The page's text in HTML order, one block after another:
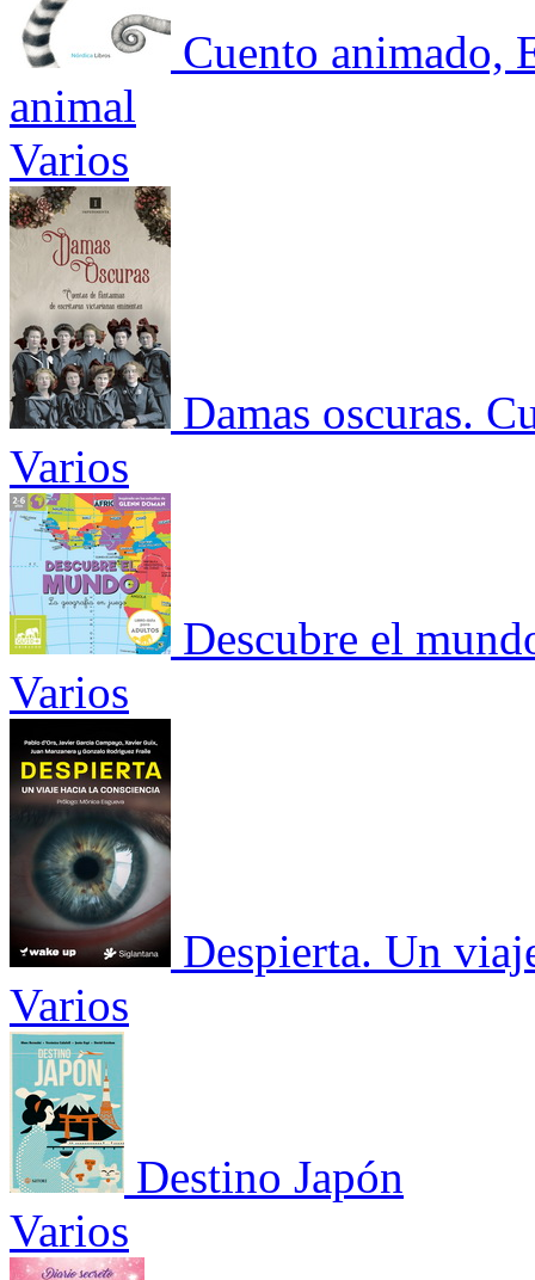
Cuento animado,
animal
Varios
Damas oscuras.
Varios
Descubre el
Varios
Despierta. Un
Varios
Destino Japón
Varios